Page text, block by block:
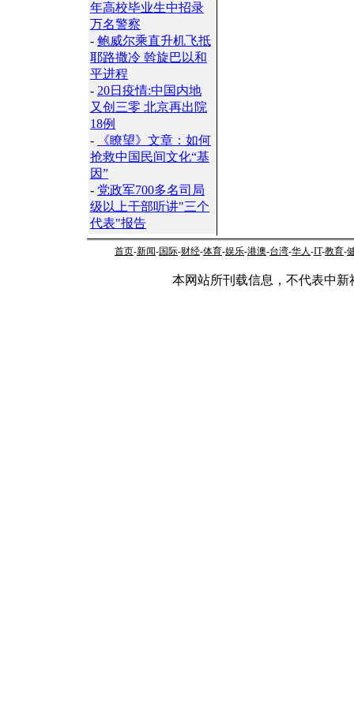
年高校毕业生中招录
万名警察
- 鲍威尔乘直升机飞抵
耶路撒冷 斡旋巴以和
平进程
- 20日疫情:中国内地
又创三零 北京再出院
18例
-
《瞭望》文章：如何
抢救中国民间文化“基
因”
- 党政军700多名司局
级以上干部听讲"三个
代表"报告
首页-新闻-国际-财经-体育-娱乐-港澳-台湾-华人-IT-教育-
本网站所刊载信息，不代表中